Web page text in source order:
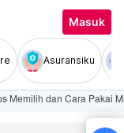
Masuk
Asuransiku
Memilih dan Cara Pakai